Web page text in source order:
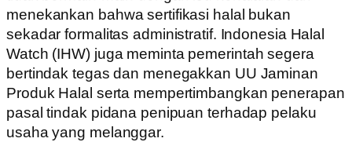
menekankan bahwa sertifikasi halal bukan
sekadar formalitas administratif. Indonesia Halal
Watch (IHW) juga meminta pemerintah segera
bertindak tegas dan menegakkan UU Jaminan
Produk Halal serta mempertimbangkan penerapan
pasal tindak pidana penipuan terhadap pelaku
usaha yang melanggar.